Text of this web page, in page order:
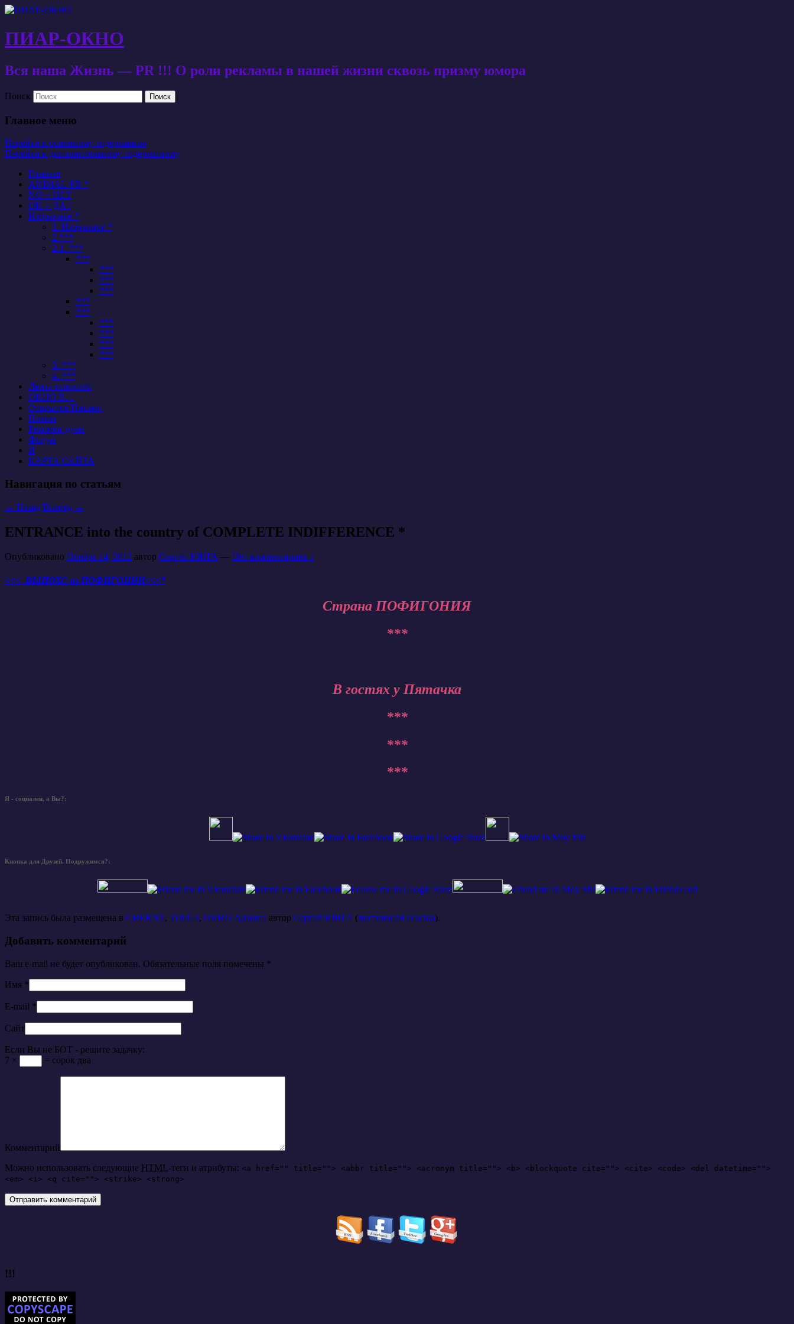
ПИАР-ОКНО
Вся наша Жизнь — PR !!! О роли рекламы в нашей жизни сквозь призму юмора
Поиск
Главное меню
Перейти к основному содержанию
Перейти к дополнительному содержимому
Главная
ANIMAL-PR *
NO = НЕТ
OK = ДА /
Избранное *
1. Избранное *
2 ***
2.1. ***
***
***
***
***
***
***
***
***
***
***
3. ***
4. ***
Лента новостей
ОКНО В…
Открытое Письмо
Планы
Рекомен-дуем
Форум
Я
КАРТА САЙТА
Навигация по статьям
← Назад Вперед →
ENTRANCE into the country of COMPLETE INDIFFERENCE *
Опубликовано Ноябрь 14, 2012 автор Сергей ЮНГА — Нет комментариев ↓
<<< ВЫПОХС из ПОФИГОНИИ<<<*
Страна ПОФИГОНИЯ
***
В гостях у Пятачка
***
***
***
Я - социален, а Вы?:
Кнопка для Друзей. Подружимся?:
Эта запись была размещена в CHERNY, TOOLs, ОКНО Админа автор Сергей ЮНГА (постоянная ссылка).
Добавить комментарий
Ваш e-mail не будет опубликован. Обязательные поля помечены *
Имя *
E-mail *
Сайт
Если Вы не БОТ - решите задачку:
7 ×
= сорок два
Комментарий
Можно использовать следующие HTML-теги и атрибуты: <a href="" title=""> <abbr title=""> <acronym title=""> <b> <blockquote cite=""> <cite> <code> <del datetime="">
<em> <i> <q cite=""> <strike> <strong>
!!!